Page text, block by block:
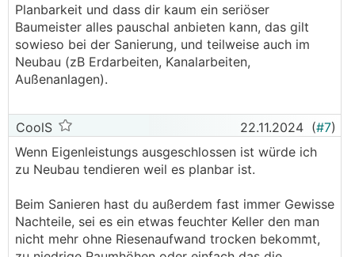
Planbarkeit und dass dir kaum ein seriöser
Baumeister alles pauschal anbieten kann, das gilt
sowieso bei der Sanierung, und teilweise auch im
Neubau (zB Erdarbeiten, Kanalarbeiten,
Außenanlagen).
CoolS 22.11.2024 (#7)
Wenn Eigenleistungs ausgeschlossen ist würde ich
zu Neubau tendieren weil es planbar ist.
Beim Sanieren hast du außerdem fast immer Gewisse
Nachteile, sei es ein etwas feuchter Keller den man
nicht mehr ohne Riesenaufwand trocken bekommt,